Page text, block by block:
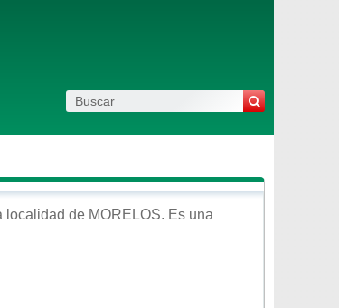
localidad de MORELOS. Es una